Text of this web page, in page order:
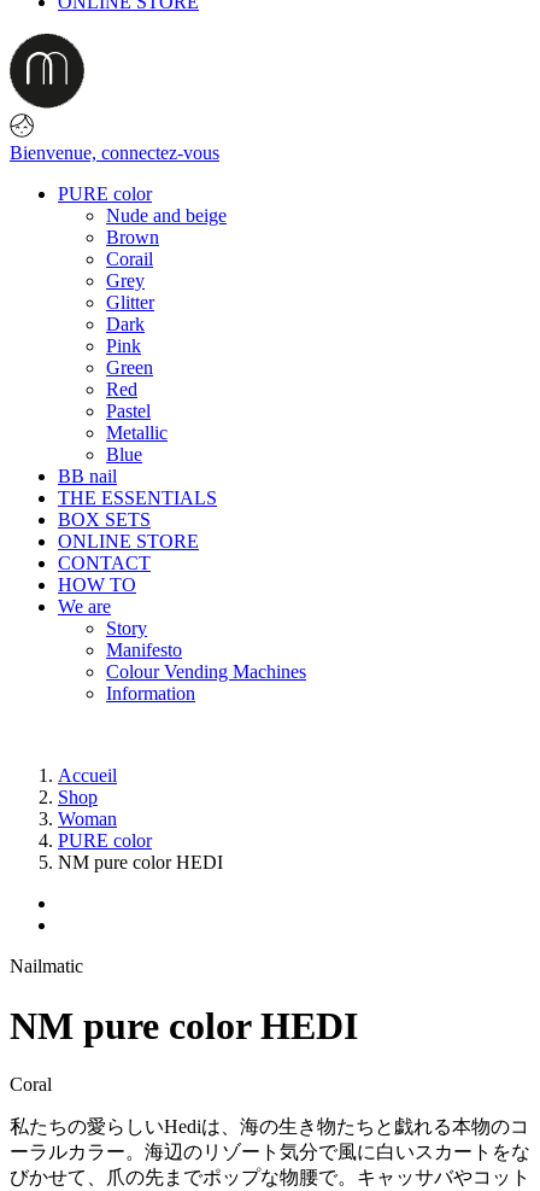
Bienvenue, connectez-vous
PURE color
Nude and beige
Brown
Corail
Grey
Glitter
Dark
Pink
Green
Red
Pastel
Metallic
Blue
BB nail
THE ESSENTIALS
BOX SETS
ONLINE STORE
CONTACT
HOW TO
We are
Story
Manifesto
Colour Vending Machines
Information
Accueil
Shop
Woman
PURE color
NM pure color HEDI
Nailmatic
NM pure color HEDI
Coral
私たちの愛らしいHediは、海の生き物たちと戯れる本物のコ
ーラルカラー。海辺のリゾート気分で風に白いスカートをな
びかせて、爪の先までポップな物腰で。キャッサバやコット